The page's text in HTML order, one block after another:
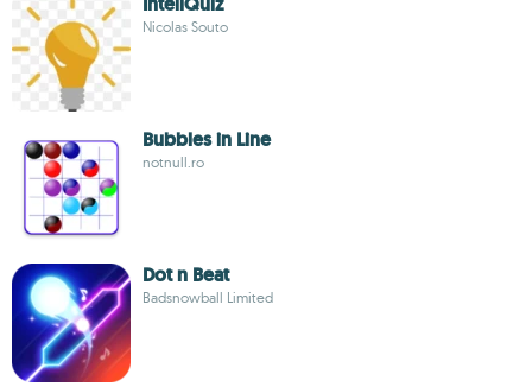
Nicolas Souto
Bubbles in Line
notnull.ro
Dot n Beat
Badsnowball Limited